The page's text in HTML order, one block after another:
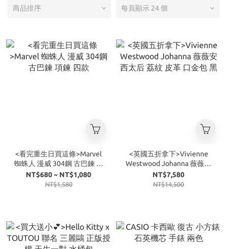
商品排序 每頁顯示 24 個
<看完重生日買這條>Marvel
蜘蛛人 漫威 304鋼 古巴鍊 項
鍊 四款
NT$680 ~ NT$1,080
NT$1,580
<英國五折拿下>Vivienne
Westwood Johanna 薇薇安
西太后 荔紋 皮革 口金包 黑
NT$7,580
NT$14,500